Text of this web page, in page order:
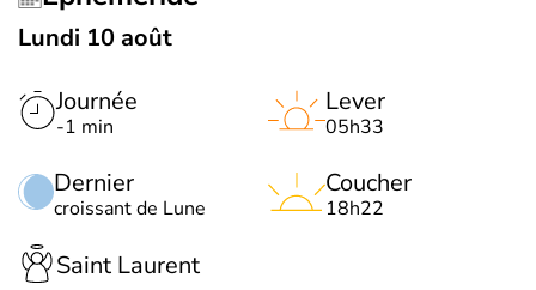
Lundi 10 août
Journée
-1 min
Dernier
croissant de Lune
Lever
05h33
Coucher
18h22
Saint Laurent